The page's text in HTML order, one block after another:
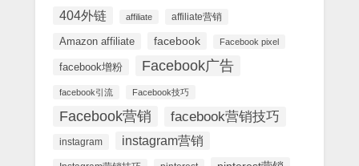
404外链 affiliate affiliate营销
Amazon affiliate facebook Facebook pixel
facebook增粉 Facebook广告
facebook引流 Facebook技巧
Facebook营销 facebook营销技巧
instagram instagram营销